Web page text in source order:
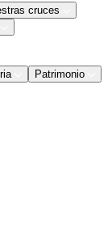
cruces
Patrimonio